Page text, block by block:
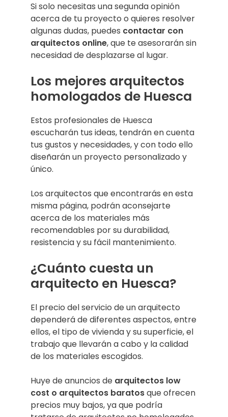
Si solo necesitas una segunda opinión
acerca de tu proyecto o quieres resolver
algunas dudas, puedes contactar con
arquitectos online, que te asesorarán sin
necesidad de desplazarse al lugar.
Los mejores arquitectos
homologados de Huesca
Estos profesionales de Huesca
escucharán tus ideas, tendrán en cuenta
tus gustos y necesidades, y con todo ello
diseñarán un proyecto personalizado y
único.
Los arquitectos que encontrarás en esta
misma página, podrán aconsejarte
acerca de los materiales más
recomendables por su durabilidad,
resistencia y su fácil mantenimiento.
¿Cuánto cuesta un
arquitecto en Huesca?
El precio del servicio de un arquitecto
dependerá de diferentes aspectos, entre
ellos, el tipo de vivienda y su superficie, el
trabajo que llevarán a cabo y la calidad
de los materiales escogidos.
Huye de anuncios de arquitectos low
cost o arquitectos baratosque ofrecen
precios muy bajos, ya que podría